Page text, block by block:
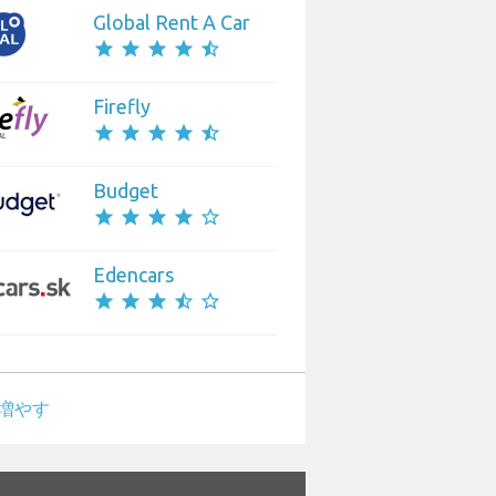
Global Rent A Car
star star star star star_half
Firefly
star star star star star_half
Budget
star star star star star_border
Edencars
star star star star_half star_border
やす